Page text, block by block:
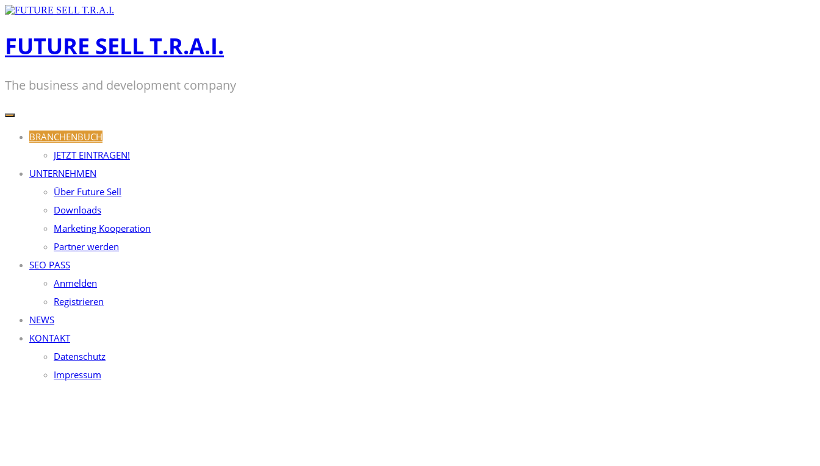
Zum
FUTURE SELL T.R.A.I.
The business and development company
BRANCHENBUCH
JETZT EINTRAGEN!
UNTERNEHMEN
Über Future Sell
Downloads
Marketing Kooperation
Partner werden
SEO PASS
Anmelden
Registrieren
NEWS
KONTAKT
Datenschutz
Impressum